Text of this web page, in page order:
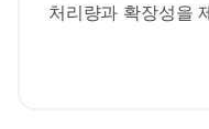
처리량과 확장성을